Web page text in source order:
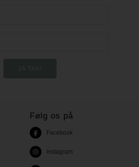
Følg os på
Facebook
Instagram